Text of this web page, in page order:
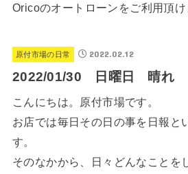
Oricoのオートローンをご利用頂け
原付市場の日常 2022.02.12
2022/01/30 日曜日 晴れ
こんにちは。原付市場です。
お店では毎日その日の事を日報と
す。
そのなかから、日々どんなことを